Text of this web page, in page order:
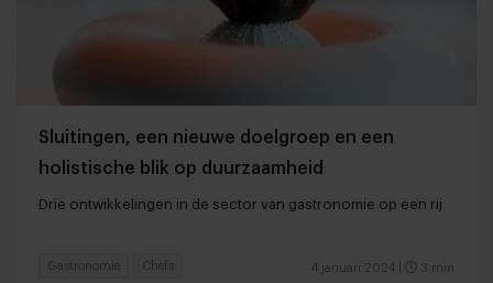
Sluitingen, een nieuwe doelgroep en een
holistische blik op duurzaamheid
Drie ontwikkelingen in de sector van gastronomie op een rij
4 januari 2024 3 min
Gastronomie Chefs